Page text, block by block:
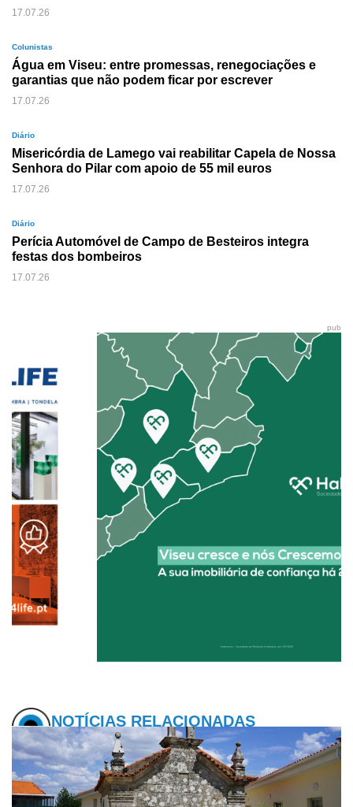
17.07.26
Colunistas
Água em Viseu: entre promessas, renegociações e
garantias que não podem ficar por escrever
17.07.26
Diário
Misericórdia de Lamego vai reabilitar Capela de Nossa
Senhora do Pilar com apoio de 55 mil euros
17.07.26
Diário
Perícia Automóvel de Campo de Besteiros integra
festas dos bombeiros
17.07.26
pub
NOTÍCIAS RELACIONADAS